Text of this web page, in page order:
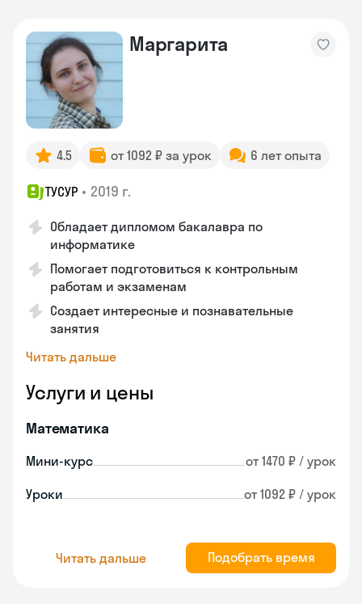
Маргарита
4.5 от 1092 ₽ за урок 6 лет опыта
ТУСУР • 2019 г.
Обладает дипломом бакалавра по
информатике
Помогает подготовиться к контрольным
работам и экзаменам
Создает интересные и познавательные
занятия
Читать дальше
Услуги и цены
Математика
Мини-курс от 1470 ₽ / урок
Уроки от 1092 ₽ / урок
Читать дальше Подобрать время